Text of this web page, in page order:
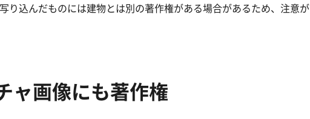
り込んだものには建物とは別の著作権がある場合があるため、注意が
ャ画像にも著作権